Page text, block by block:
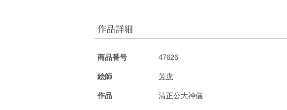
作品詳細
商品番号 47626
絵師 芳虎
作品 清正公大神儀